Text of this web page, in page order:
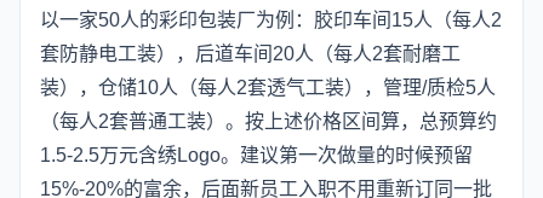
以一家50人的彩印包装厂为例：胶印车间15人（每人2
套防静电工装），后道车间20人（每人2套耐磨工
装），仓储10人（每人2套透气工装），管理/质检5人
（每人2套普通工装）。按上述价格区间算，总预算约
1.5-2.5万元含绣Logo。建议第一次做量的时候预留
15%-20%的富余，后面新员工入职不用重新订同一批